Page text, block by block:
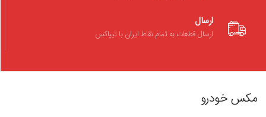
ارسال
ارسال قطعات به تمام نقاط ایران با تیپاکس
مکس خودرو